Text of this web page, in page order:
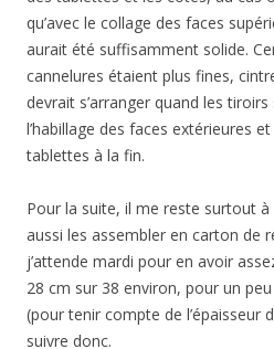
qu’avec le collage des faces
aurait été suffisamment solide.
cannelures étaient plus fines,
devrait s’arranger quand les
l’habillage des faces extérieures
tablettes à la fin.
Pour la suite, il me reste surtout à
aussi les assembler en carton de
j’attende mardi pour en avoir
28 cm sur 38 environ, pour un
(pour tenir compte de l’épaisseur
suivre donc.